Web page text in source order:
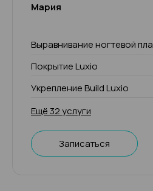
Мария
Выравнивание ногтевой
Покрытие Luxio
Укрепление Build Luxio
Ещё 32 услуги
Записаться